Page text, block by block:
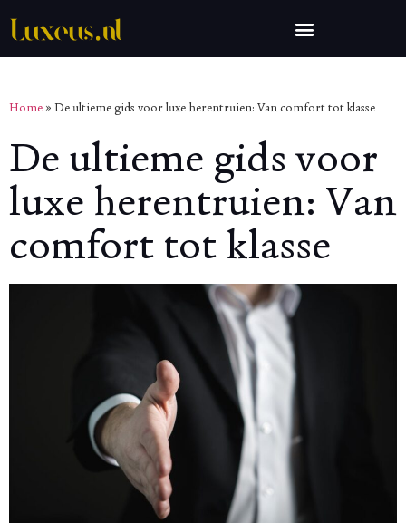
Home » De ultieme gids voor luxe herentruien: Van comfort tot klasse
De ultieme gids voor
luxe herentruien: Van
comfort tot klasse